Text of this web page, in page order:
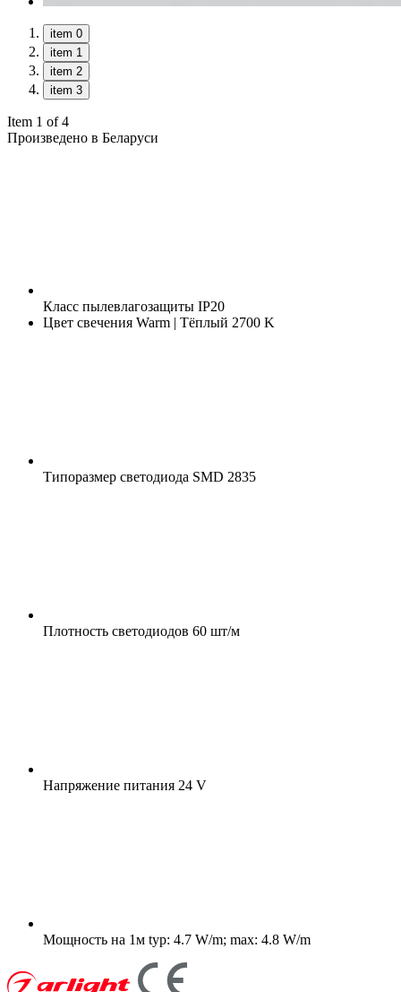
item 0
item 1
item 2
item 3
Item 1 of 4
Произведено в Беларуси
Класс пылевлагозащиты IP20
Цвет свечения Warm | Тёплый 2700 K
Типоразмер светодиода SMD 2835
Плотность светодиодов 60 шт/м
Напряжение питания 24 V
Мощность на 1м typ: 4.7 W/m; max: 4.8 W/m